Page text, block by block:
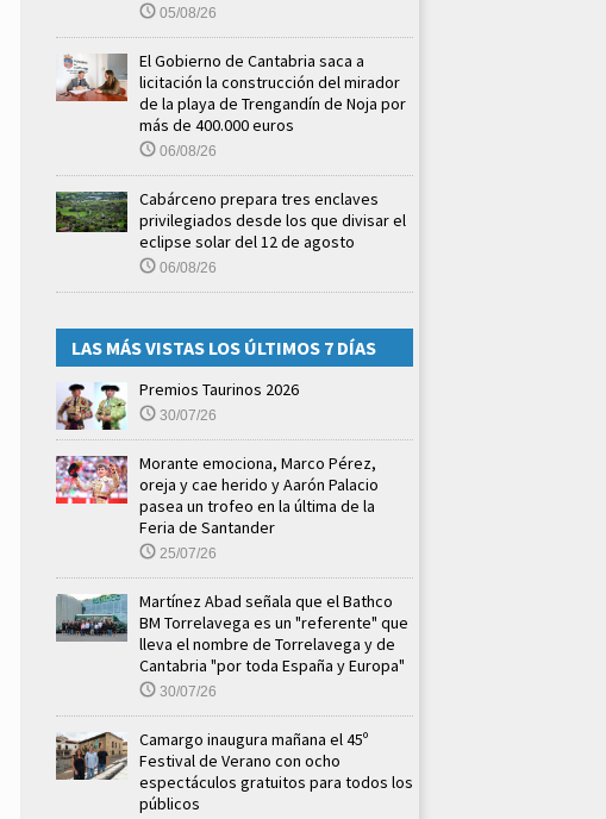
05/08/26
El Gobierno de Cantabria saca a
licitación la construcción del mirador
de la playa de Trengandín de Noja por
más de 400.000 euros
06/08/26
Cabárceno prepara tres enclaves
privilegiados desde los que divisar el
eclipse solar del 12 de agosto
06/08/26
LAS MÁS VISTAS LOS ÚLTIMOS 7 DÍAS
Premios Taurinos 2026
30/07/26
Morante emociona, Marco Pérez,
oreja y cae herido y Aarón Palacio
pasea un trofeo en la última de la
Feria de Santander
25/07/26
Martínez Abad señala que el Bathco
BM Torrelavega es un "referente" que
lleva el nombre de Torrelavega y de
Cantabria "por toda España y Europa"
30/07/26
Camargo inaugura mañana el 45º
Festival de Verano con ocho
espectáculos gratuitos para todos los
públicos